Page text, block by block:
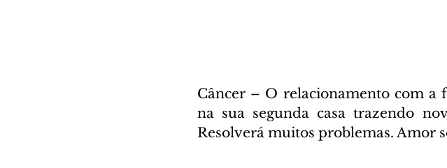
Câncer – O relacionamento com a
na sua segunda casa trazendo
Resolverá muitos problemas. Amor